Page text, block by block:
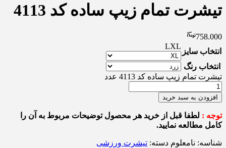
تیشرت تمام زیپ ساده کد 4113
758.000
انتخاب سایز
LXL
انتخاب رنگ
تیشرت تمام زیپ ساده کد 4113 عدد
افزودن به سبد خرید
توجه : لطفا قبل از خرید هر محصول توضیحات مربوط به آن را
کامل مطالعه نمایید.
شناسه: نامعلوم دسته: تیشرت ورزشی